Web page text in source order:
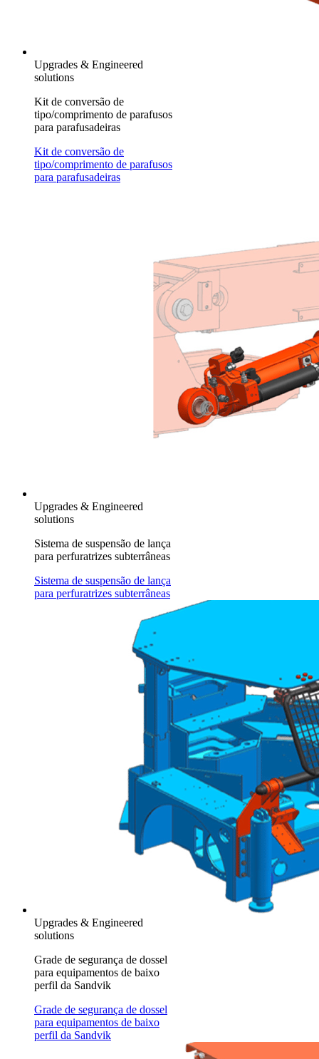
Upgrades & Engineered
solutions
Kit de conversão de
tipo/comprimento de parafusos
para parafusadeiras
Kit de conversão de
tipo/comprimento de parafusos
para parafusadeiras
Upgrades & Engineered
solutions
Sistema de suspensão de lança
para perfuratrizes subterrâneas
Sistema de suspensão de lança
para perfuratrizes subterrâneas
Upgrades & Engineered
solutions
Grade de segurança de dossel
para equipamentos de baixo
perfil da Sandvik
Grade de segurança de dossel
para equipamentos de baixo
perfil da Sandvik